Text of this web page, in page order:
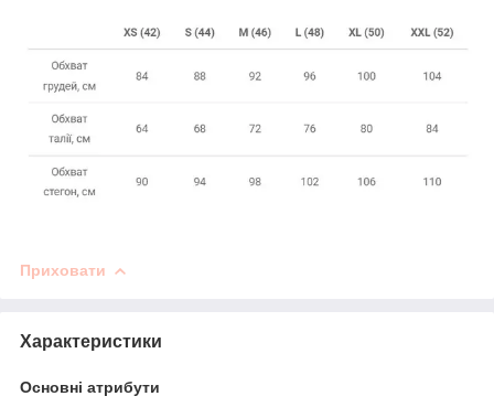
Приховати
Характеристики
Основні атрибути